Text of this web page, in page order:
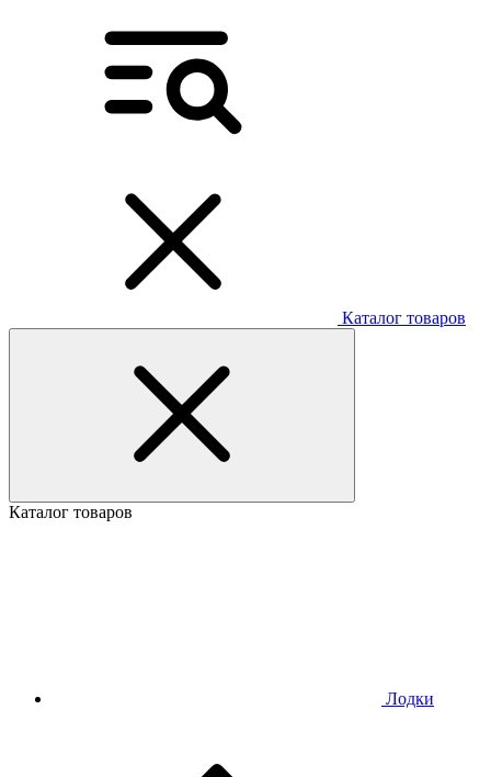
Каталог товаров
Каталог товаров
Лодки